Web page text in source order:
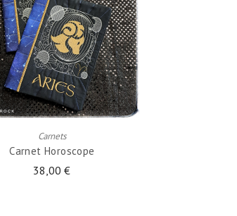
Carnets
Carnet Horoscope
38,00 €
AJOUTER AU PANIER